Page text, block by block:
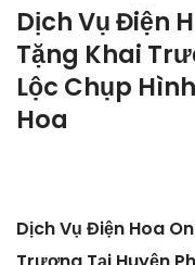
Dịch Vụ Điện
Tặng Khai
Lộc Chụp
Hoa
Dịch Vụ Điện Hoa